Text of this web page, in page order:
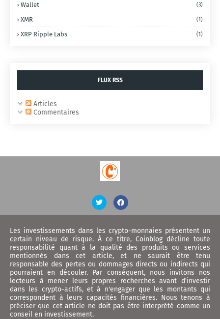
Wallet (3)
XMR (1)
XRP Ripple Labs (1)
FLUX RSS
Articles
Commentaires
Les investissements dans les crypto-monnaies présentent un
certain niveau de risque. À ce titre, Coinblog décline toute
responsabilité quant à la qualité des produits ou services
mentionnés dans cet article, et ne saurait être tenu
responsable des pertes ou dommages directs ou indirects qui
pourraient en découler. Par conséquent, nous invitons nos
lecteurs à mener leurs propres recherches avant d'investir
dans les crypto-actifs, et à n'engager que les montants qui
correspondent à leurs capacités financières. Nous tenons à
préciser que cet article ne doit pas être interprété comme un
conseil en investissement.